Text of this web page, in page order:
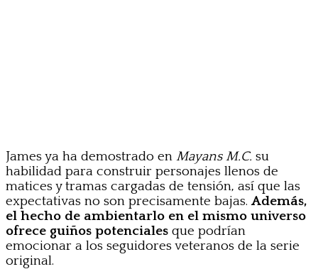
James ya ha demostrado en Mayans M.C. su
habilidad para construir personajes llenos de
matices y tramas cargadas de tensión, así que las
expectativas no son precisamente bajas. Además,
el hecho de ambientarlo en el mismo universo
ofrece guiños potenciales que podrían
emocionar a los seguidores veteranos de la serie
original.